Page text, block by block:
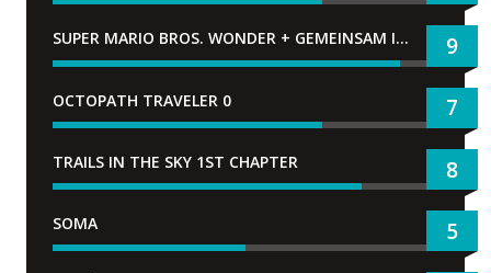
SUPER MARIO BROS. WONDER + GEMEINSAM IM BELLABEL-PARK 9
OCTOPATH TRAVELER 0 7
TRAILS IN THE SKY 1ST CHAPTER 8
SOMA 5